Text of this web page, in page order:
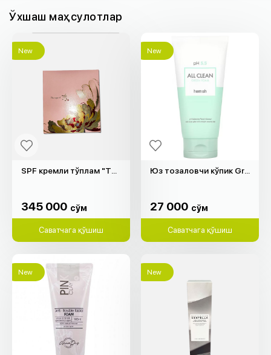
Ўхшаш маҳсулотлар
New
345 000 cўм
Саватчага қўшиш
New
27 000 cўм
Саватчага қўшиш
New New